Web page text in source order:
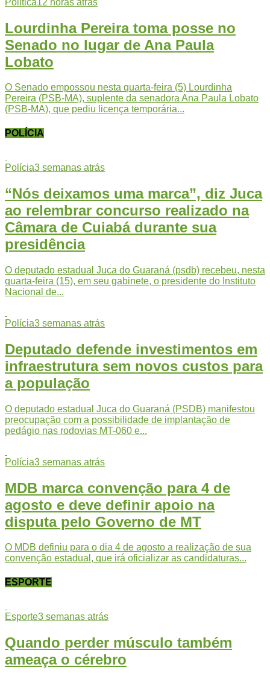
Lourdinha Pereira toma posse no
Senado no lugar de Ana Paula
Lobato
O Senado empossou nesta quarta-feira (5) Lourdinha
Pereira (PSB-MA), suplente da senadora Ana Paula Lobato
(PSB-MA), que pediu licença temporária...
POLÍCIA
Polícia3 semanas atrás
“Nós deixamos uma marca”, diz Juca
ao relembrar concurso realizado na
Câmara de Cuiabá durante sua
presidência
O deputado estadual Juca do Guaraná (psdb) recebeu, nesta
quarta-feira (15), em seu gabinete, o presidente do Instituto
Nacional de...
Polícia3 semanas atrás
Deputado defende investimentos em
infraestrutura sem novos custos para
a população
O deputado estadual Juca do Guaraná (PSDB) manifestou
preocupação com a possibilidade de implantação de
pedágio nas rodovias MT-060 e...
Polícia3 semanas atrás
MDB marca convenção para 4 de
agosto e deve definir apoio na
disputa pelo Governo de MT
O MDB definiu para o dia 4 de agosto a realização de sua
convenção estadual, que irá oficializar as candidaturas...
ESPORTE
Esporte3 semanas atrás
Quando perder músculo também
ameaça o cérebro